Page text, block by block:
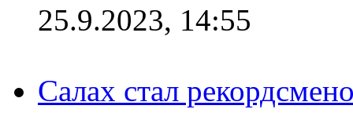
25.9.2023, 14:55
Салах стал